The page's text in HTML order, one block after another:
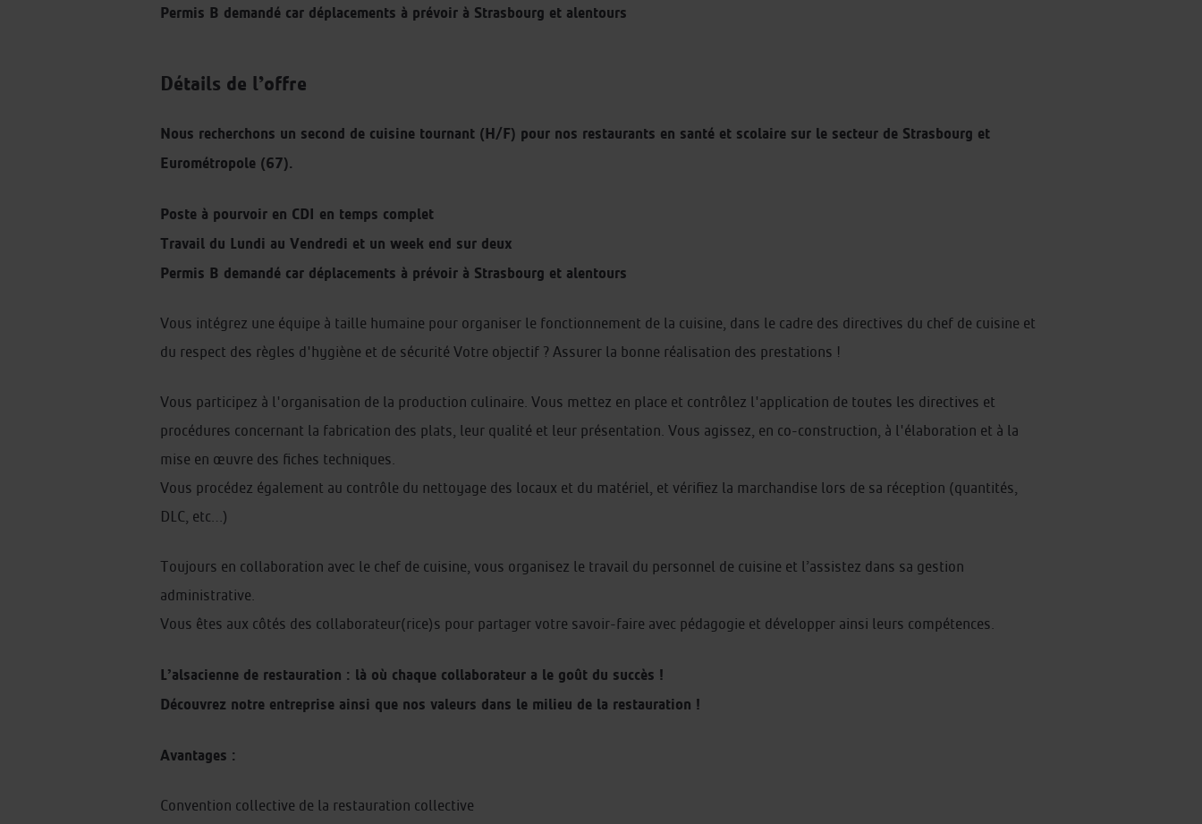
Permis B demandé car déplacements à prévoir à Strasbourg et alentours
Détails de l’offre
Nous recherchons un second de cuisine tournant (H/F) pour nos restaurants en santé et scolaire sur le secteur de Strasbourg et
Eurométropole (67).
Poste à pourvoir en CDI en temps complet
Travail du Lundi au Vendredi et un week end sur deux
Permis B demandé car déplacements à prévoir à Strasbourg et alentours
Vous intégrez une équipe à taille humaine pour organiser le fonctionnement de la cuisine, dans le cadre des directives du chef de cuisine et
du respect des règles d'hygiène et de sécurité Votre objectif ? Assurer la bonne réalisation des prestations !
Vous participez à l'organisation de la production culinaire. Vous mettez en place et contrôlez l'application de toutes les directives et
procédures concernant la fabrication des plats, leur qualité et leur présentation. Vous agissez, en co-construction, à l'élaboration et à la
mise en œuvre des fiches techniques.
Vous procédez également au contrôle du nettoyage des locaux et du matériel, et vérifiez la marchandise lors de sa réception (quantités,
DLC, etc…)
Toujours en collaboration avec le chef de cuisine, vous organisez le travail du personnel de cuisine et l’assistez dans sa gestion
administrative.
Vous êtes aux côtés des collaborateur(rice)s pour partager votre savoir-faire avec pédagogie et développer ainsi leurs compétences.
L’alsacienne de restauration : là où chaque collaborateur a le goût du succès !
Découvrez notre entreprise ainsi que nos valeurs dans le milieu de la restauration !
Avantages :
Convention collective de la restauration collective